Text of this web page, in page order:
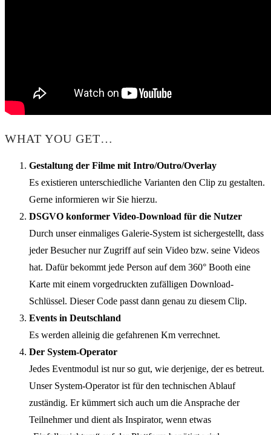
WHAT YOU GET…
Gestaltung der Filme mit Intro/Outro/Overlay
Es existieren unterschiedliche Varianten den Clip zu gestalten.
Gerne informieren wir Sie hierzu.
DSGVO konformer Video-Download für die Nutzer
Durch unser einmaliges Galerie-System ist sichergestellt, dass
jeder Besucher nur Zugriff auf sein Video bzw. seine Videos
hat. Dafür bekommt jede Person auf dem 360° Booth eine
Karte mit einem vorgedruckten zufälligen Download-
Schlüssel. Dieser Code passt dann genau zu diesem Clip.
Events in Deutschland
Es werden alleinig die gefahrenen Km verrechnet.
Der System-Operator
Jedes Eventmodul ist nur so gut, wie derjenige, der es betreut.
Unser System-Operator ist für den technischen Ablauf
zuständig. Er kümmert sich auch um die Ansprache der
Teilnehmer und dient als Inspirator, wenn etwas